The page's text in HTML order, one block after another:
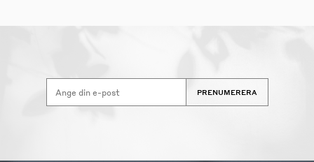
PRENUMERERA